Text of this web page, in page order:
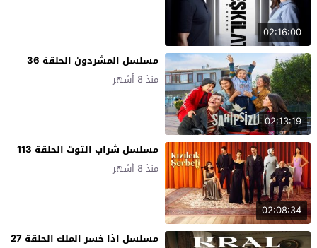
02:16:00
02:13:19
مسلسل المشردون الحلقة 36
منذ 8 أشهر
02:08:34
مسلسل شراب التوت الحلقة 113
منذ 8 أشهر
مسلسل اذا خسر الملك الحلقة 27